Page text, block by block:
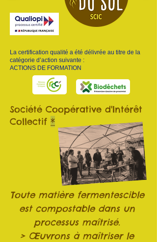
La certification qualité a été délivrée au titre de la
catégorie d’action suivante :
ACTIONS DE FORMATION
Société Coopérative d'Intérêt
Collectif *
Toute matière fermentescible
est compostable dans un
processus maîtrisé.
> Œuvrons à maîtriser le